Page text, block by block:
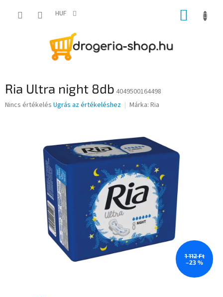
HUF KOSÁR
Ria Ultra night 8db 4049500164498
A
Nincs értékelés Ugrás az értékeléshez Márka: Ria
1 112 Ft
–23 %